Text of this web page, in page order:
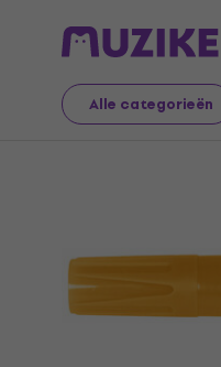
Alle categorieën
Kunst Tekening